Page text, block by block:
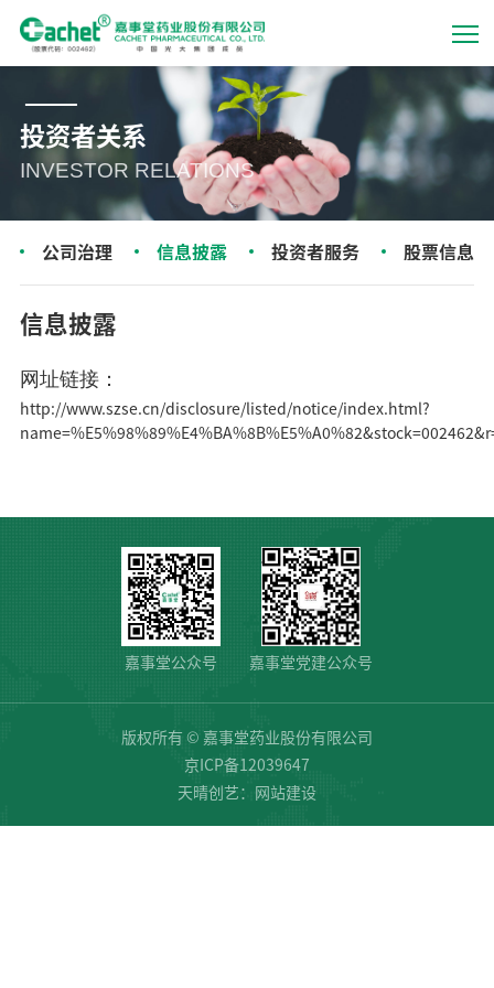
投资者关系
INVESTOR RELATIONS
公司治理 信息披露 投资者服务 股票信息
信息披露
网址链接：
http://www.szse.cn/disclosure/listed/notice/index.html?
嘉事堂公众号 嘉事堂党建公众号
版权所有 © 嘉事堂药业股份有限公司
京ICP备12039647
天晴创艺： 网站建设